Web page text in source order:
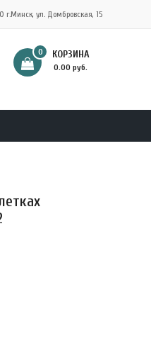
г.Минск, ул. Домбровская, 15
КОРЗИНА
0
- 0.00 руб.